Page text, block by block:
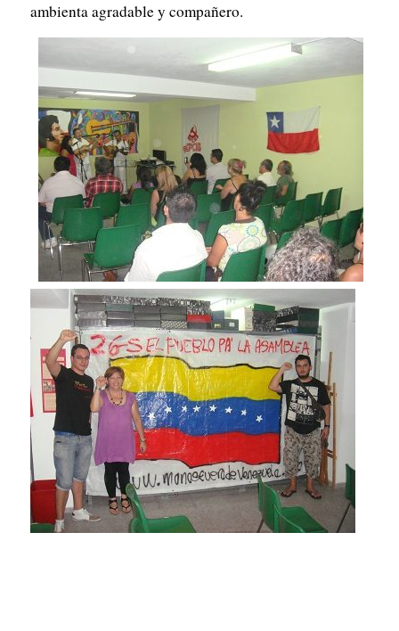
ambienta agradable y compañero.